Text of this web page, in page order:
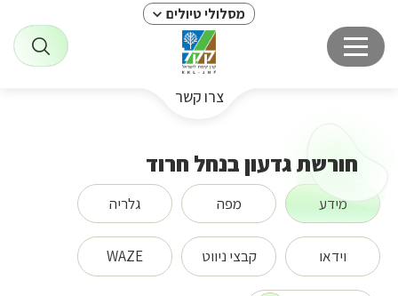
מסלולי טיולים
צרו קשר
חורשת גדעון בנחל חרוד
מידע מפה גלריה
וידאו קבצי ניווט WAZE